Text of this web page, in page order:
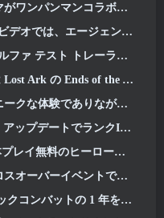
マンコラボイベントで登場
クがどのように連携するかを説明しています
抜くことが実際にどのようなものかを思い出させます
the Abyss アップデートで終了します
ーヤーが愛するものが今でも残っています
でランクIXのジェット機が登場
ー「Highguard」のサービス終了を発表
ントでガンダムユニバースに参戦
コンバットの 1 年を祝う